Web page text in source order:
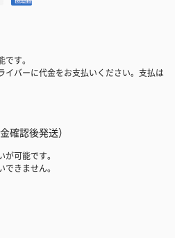
同梱してお届けいたします。ギフト
す。
イバーに代金をお支払いください。支払は
確認後発送）
可能です。
きません。